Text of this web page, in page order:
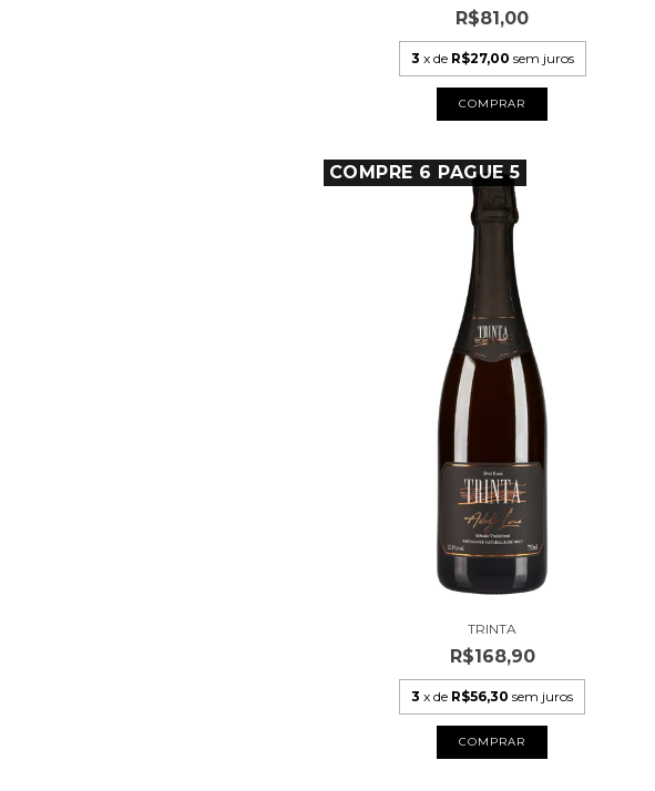
R$81,00
3 x de R$27,00 sem juros
COMPRE 6 PAGUE 5
TRINTA
R$168,90
3 x de R$56,30 sem juros